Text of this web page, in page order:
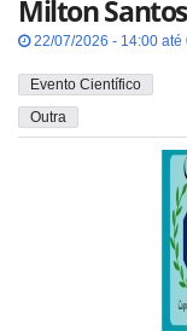
Milton
22/07/2026 - 14:00 até
Evento Científico
Outra